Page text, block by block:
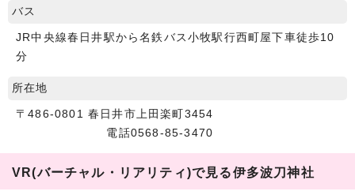
バス
JR中央線春日井駅から名鉄バス小牧駅行西町屋下車徒歩10
分
所在地
〒486-0801 春日井市上田楽町3454
電話0568-85-3470
VR(バーチャル・リアリティ)で見る伊多波刀神社